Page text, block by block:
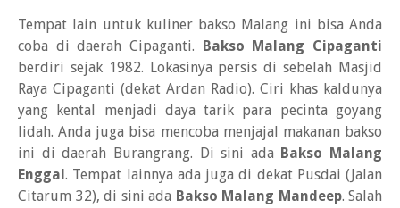
Tempat lain untuk kuliner bakso Malang ini bisa Anda
coba di daerah Cipaganti. Bakso Malang Cipaganti
berdiri sejak 1982. Lokasinya persis di sebelah Masjid
Raya Cipaganti (dekat Ardan Radio). Ciri khas kaldunya
yang kental menjadi daya tarik para pecinta goyang
lidah. Anda juga bisa mencoba menjajal makanan bakso
ini di daerah Burangrang. Di sini ada Bakso Malang
Enggal. Tempat lainnya ada juga di dekat Pusdai (Jalan
Citarum 32), di sini ada Bakso Malang Mandeep. Salah